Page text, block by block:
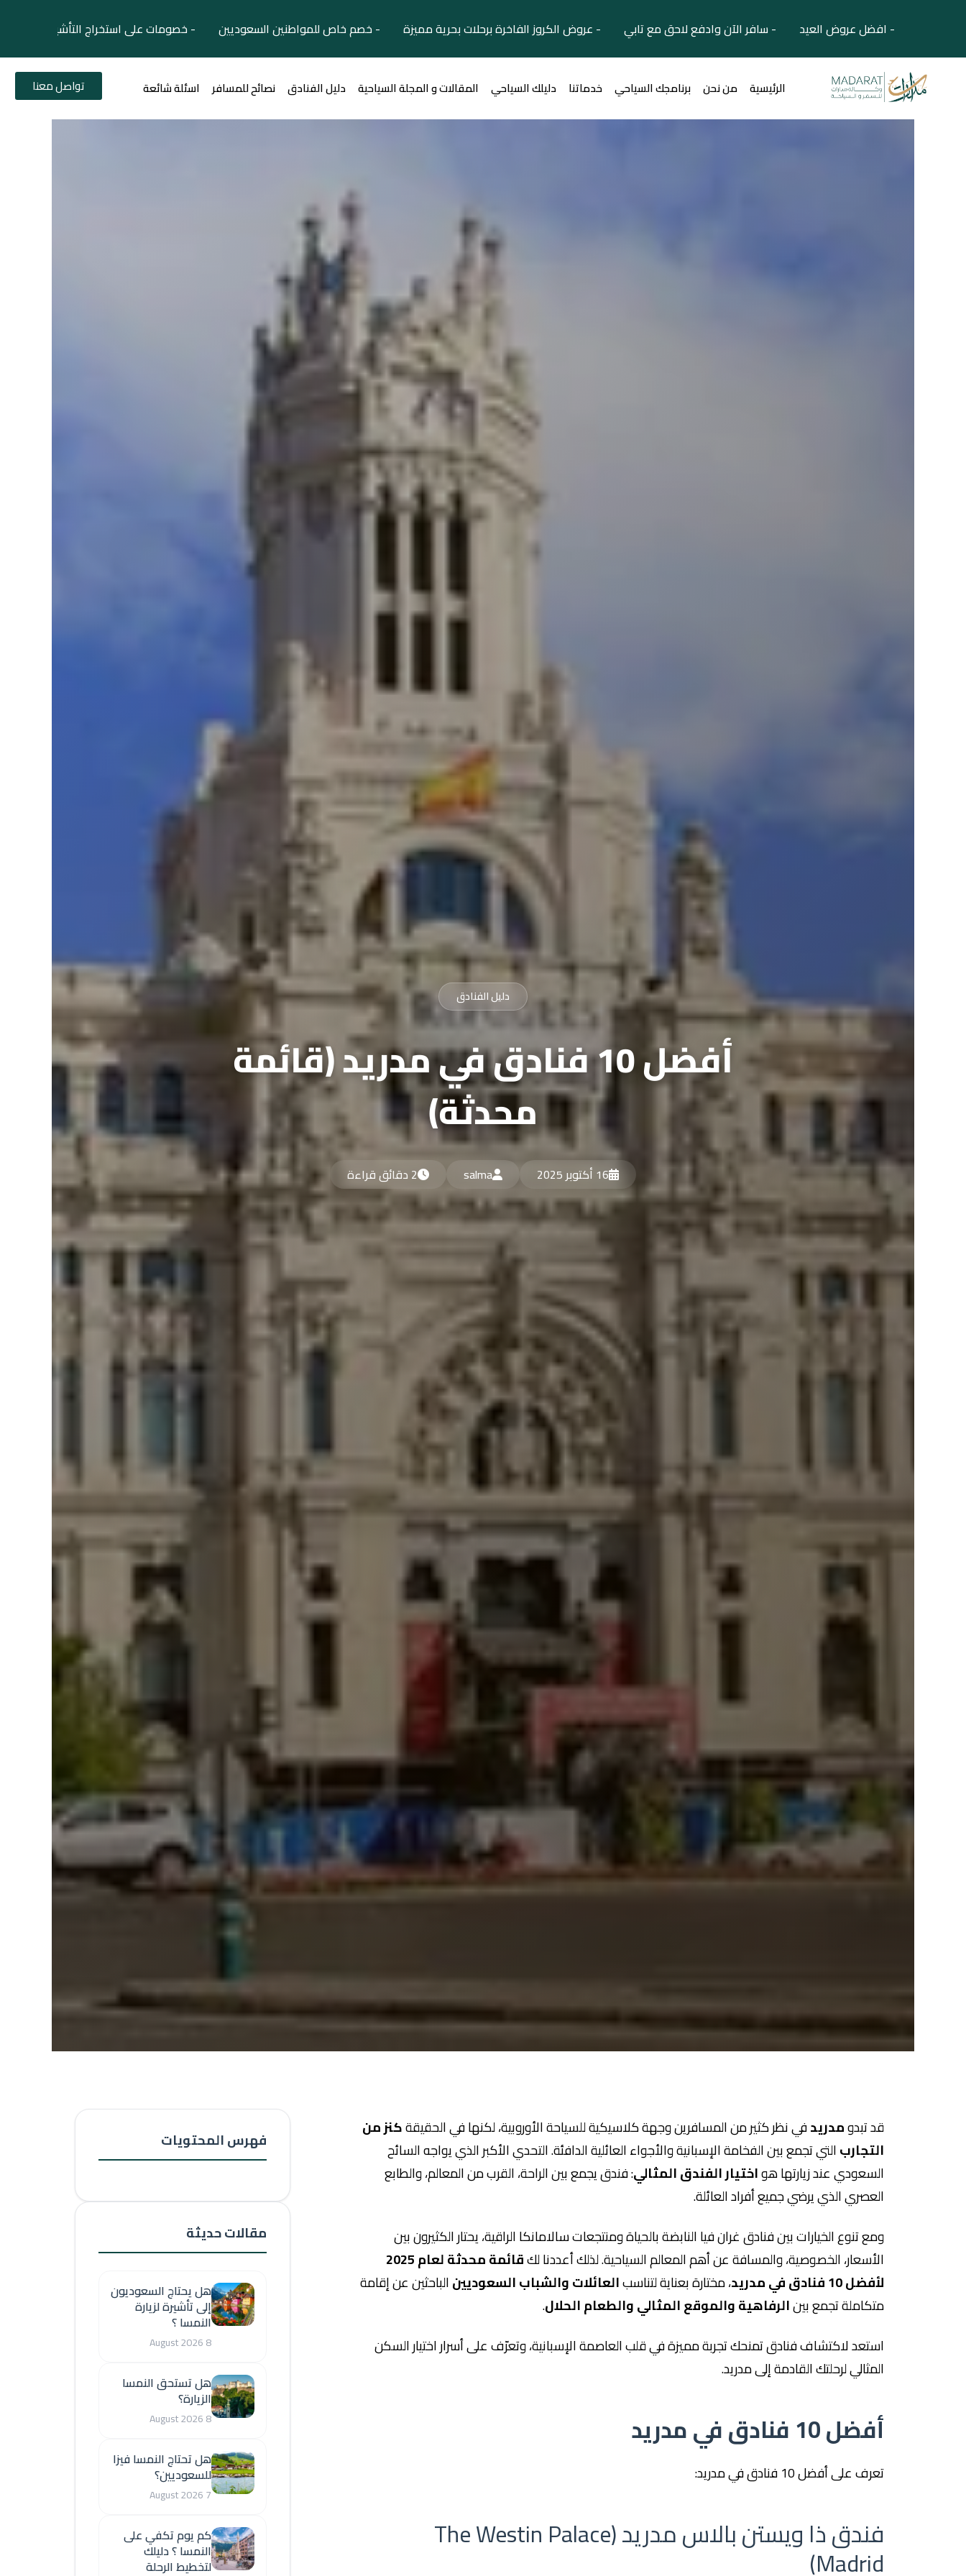
- افضل عروض العيد - سافر الآن وادفع لاحق مع تابي - عروض الكروز الفاخرة برحلات بحرية مميزة - خصم خاص للمواطنين السعوديين - خصومات على استخراج التأشيرات
الرئيسية من نحن برنامجك السياحي خدماتنا دليلك السياحي المقالات و المجلة السياحية دليل الفنادق نصائح للمسافر اسئلة شائعة تواصل معنا
دليل الفنادق
أفضل 10 فنادق في مدريد (قائمة
محدثة)
16 أكتوبر 2025 salma 2 دقائق قراءة
قد تبدومدريدفي نظر كثير من المسافرين وجهة كلاسيكية للسياحة الأوروبية، لكنها في الحقيقةكنز من
التجاربالتي تجمع بين الفخامة الإسبانية والأجواء العائلية الدافئة. التحدي الأكبر الذي يواجه السائح
السعودي عند زيارتها هواختيار الفندق المثالي: فندق يجمع بين الراحة، القرب من المعالم، والطابع
العصري الذي يرضي جميع أفراد العائلة.
ومع تنوع الخيارات بين فنادق غران فيا النابضة بالحياة ومنتجعات سالامانكا الراقية، يحتار الكثيرون بين
الأسعار، الخصوصية، والمسافة عن أهم المعالم السياحية. لذلك أعددنا لك
قائمة محدثة لعام 2025
لأفضل 10 فنادق في مدريد
، مختارة بعناية لتناسبالعائلات والشباب السعوديينالباحثين عن إقامة
متكاملة تجمع بينالرفاهية والموقع المثالي والطعام الحلال.
استعد لاكتشاف فنادق تمنحك تجربة مميزة في قلب العاصمة الإسبانية، وتعرّف على أسرار اختيار السكن
المثالي لرحلتك القادمة إلى مدريد.
أفضل 10 فنادق في مدريد
تعرف على أفضل 10 فنادق في مدريد:
فندق ذا ويستن بالاس مدريد (The Westin Palace
Madrid)
فهرس المحتويات
مقالات حديثة
هل يحتاج السعوديون
إلى تأشيرة لزيارة
النمسا ؟
8 August 2026
هل تستحق النمسا
الزيارة؟
8 August 2026
هل تحتاج النمسا فيزا
للسعوديين؟
7 August 2026
كم يوم تكفي على
النمسا ؟ دليلك
لتخطيط الرحلة